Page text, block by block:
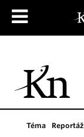
Téma Reportáž